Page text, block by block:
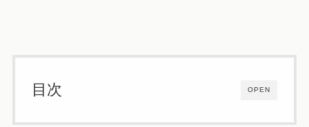
OPEN
目次